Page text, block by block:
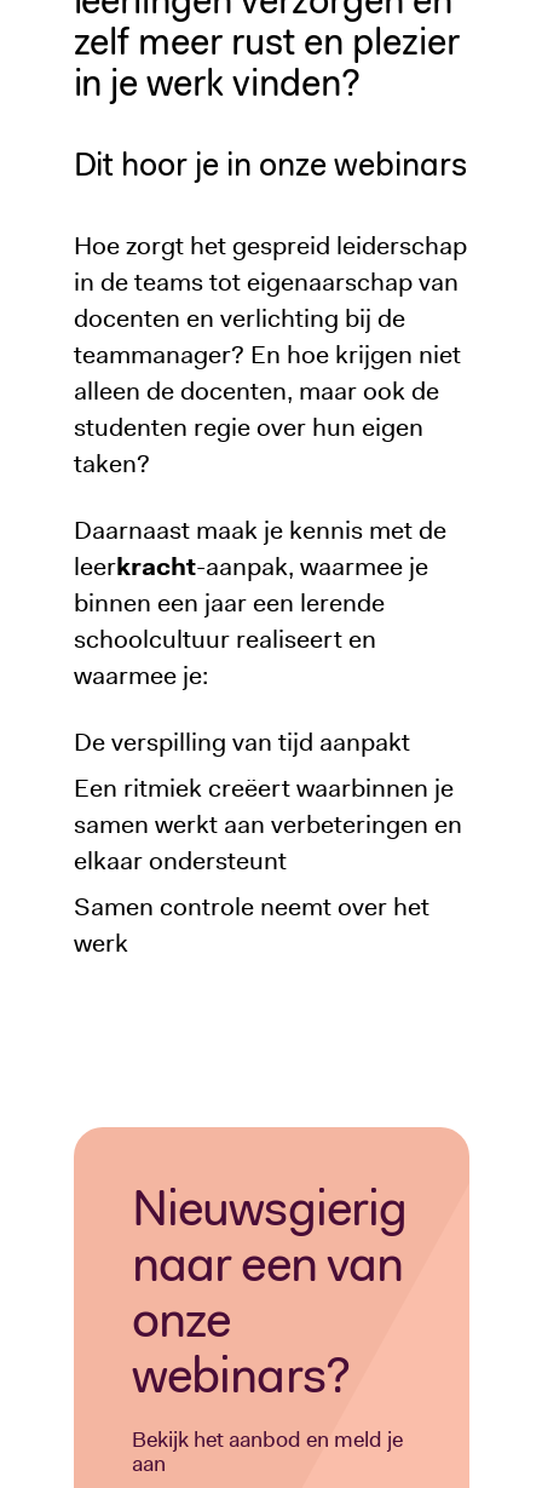
zelf meer rust en plezier
in je werk vinden?
Dit hoor je in onze webinars
Hoe zorgt het gespreid leiderschap
in de teams tot eigenaarschap van
docenten en verlichting bij de
teammanager? En hoe krijgen niet
alleen de docenten, maar ook de
studenten regie over hun eigen
taken?
Daarnaast maak je kennis met de
leerkracht-aanpak, waarmee je
binnen een jaar een lerende
schoolcultuur realiseert en
waarmee je:
De verspilling van tijd aanpakt
Een ritmiek creëert waarbinnen je
samen werkt aan verbeteringen en
elkaar ondersteunt
Samen controle neemt over het
werk
Nieuwsgierig
naar een van
onze
webinars?
Bekijk het aanbod en meld je
aan